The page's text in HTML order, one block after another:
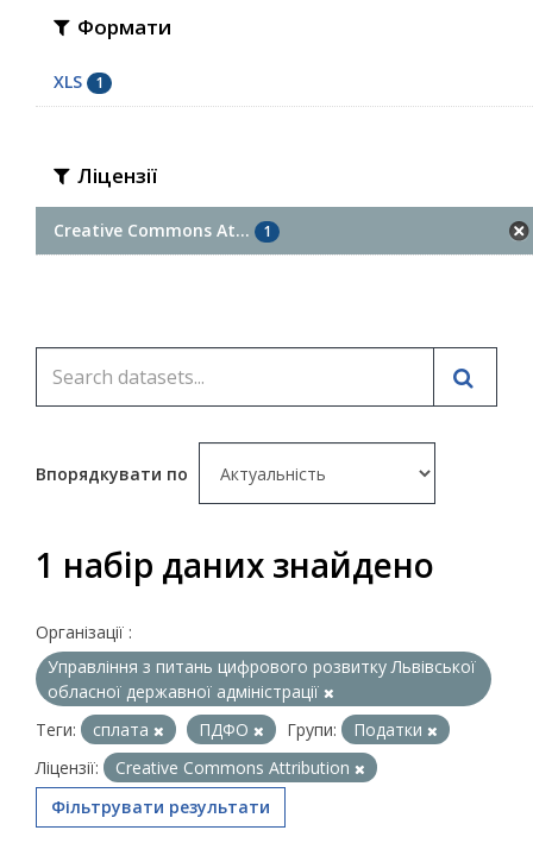
Формати
XLS 1
Ліцензії
Creative Commons At... 1
Впорядкувати по
1 набір даних знайдено
Організації :
Управління з питань цифрового розвитку Львівської
обласної державної адміністрації
Теги:
сплата ПДФО Групи:
Податки
Ліцензії:
Creative Commons Attribution
Фільтрувати результати